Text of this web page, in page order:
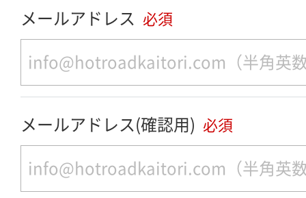
メールアドレス 必須
メールアドレス(確認用) 必須